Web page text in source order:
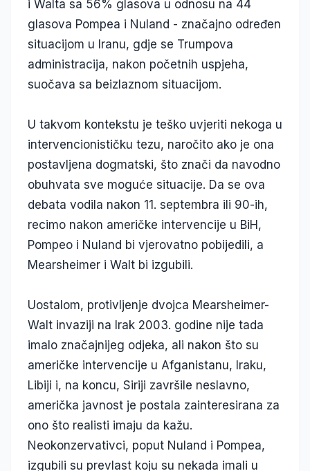
i Walta sa 56% glasova u odnosu na 44
glasova Pompea i Nuland - značajno određen
situacijom u Iranu, gdje se Trumpova
administracija, nakon početnih uspjeha,
suočava sa beizlaznom situacijom.
U takvom kontekstu je teško uvjeriti nekoga u
intervencionističku tezu, naročito ako je ona
postavljena dogmatski, što znači da navodno
obuhvata sve moguće situacije. Da se ova
debata vodila nakon 11. septembra ili 90-ih,
recimo nakon američke intervencije u BiH,
Pompeo i Nuland bi vjerovatno pobijedili, a
Mearsheimer i Walt bi izgubili.
Uostalom, protivljenje dvojca Mearsheimer-
Walt invaziji na Irak 2003. godine nije tada
imalo značajnijeg odjeka, ali nakon što su
američke intervencije u Afganistanu, Iraku,
Libiji i, na koncu, Siriji završile neslavno,
američka javnost je postala zainteresirana za
ono što realisti imaju da kažu.
Neokonzervativci, poput Nuland i Pompea,
izgubili su prevlast koju su nekada imali u